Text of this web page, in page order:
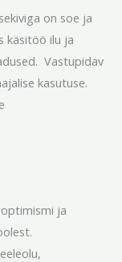
on soe ja
käsitöö ilu ja
Vastupidav
kasutuse.
ja